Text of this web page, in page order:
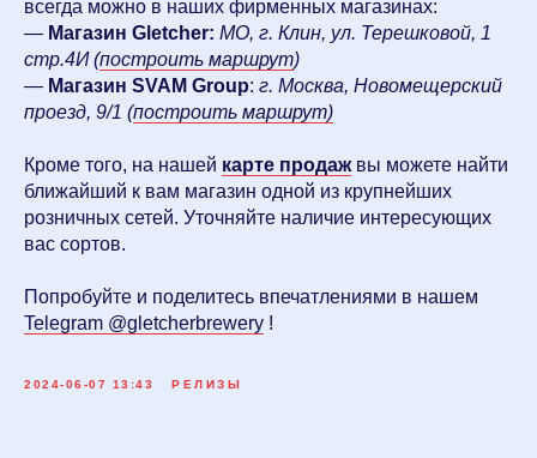
всегда можно в наших фирменных магазинах:
— Магазин Gletcher: МО, г. Клин, ул. Терешковой, 1
стр.4И (построить маршрут)
— Магазин SVAM Group: г. Москва, Новомещерский
проезд, 9/1 (построить маршрут)
Кроме того, на нашей карте продажвы можете найти
ближайший к вам магазин одной из крупнейших
розничных сетей. Уточняйте наличие интересующих
вас сортов.
Попробуйте и поделитесь впечатлениями в нашем
Telegram @gletcherbrewery !
2024-06-07 13:43 РЕЛИЗЫ